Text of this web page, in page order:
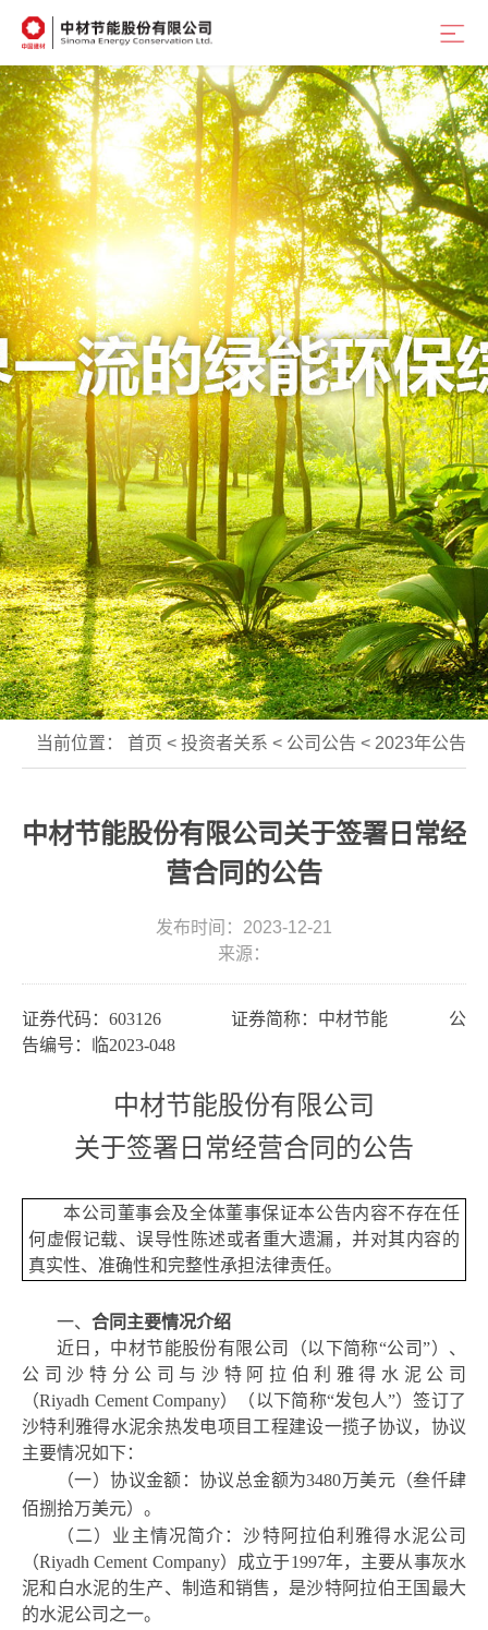
当前位置： 首页 < 投资者关系 < 公司公告 < 2023年公告
中材节能股份有限公司关于签署日常经
营合同的公告
发布时间：2023-12-21
来源：
证券代码： 603126 证券简称：中材节能 公
告编号：临2023-048
中材节能股份有限公司
关于签署 日常经营合同的公告
本公司董事会及全体董事保证本公告内容不存在任
何虚假记载、误导性陈述或者重大遗漏，并对其内容的
真实性、准确性和完整性承担法律责任。
一、 合同 主要情况介绍
近日，中材节能股份有限公司（以下简称“公司”）、
公司沙特分公司与沙特 阿拉伯利 雅得水泥公司
（Riyadh Cement Company） （以下简称“发包人”）签订了
沙特利雅得水泥余热发电项目 工程建设一揽子协议， 协议
主要情况如下：
（一）协议金额：协议总金额为3480万美元（叁仟肆
佰捌拾万美元） 。
（二） 业主情况简介：沙特 阿拉伯利雅得水泥公司
（Riyadh Cement Company） 成立于1997年，主要从事灰水
泥和白水泥的生产、制造和销售 ， 是沙特阿拉伯王国最大
的水泥公司之一。